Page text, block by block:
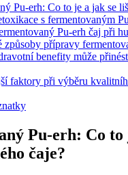
Pu-erh: Co to je a jak se
s fermentovaným
Pu-erh čaj při
způsoby přípravy
benefity může
faktory při výběru
Pu-erh: Co to
čaje?